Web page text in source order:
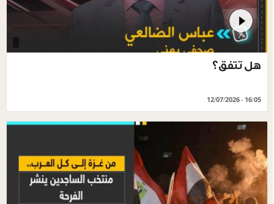
هل تتفق؟
12/07/2026 - 16:05